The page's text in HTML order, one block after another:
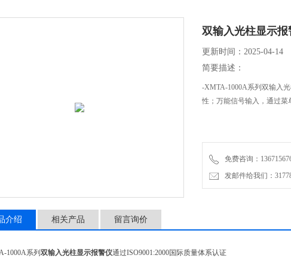
双输入光柱显示
更新时间：2025-04-14
简要描述：
-XMTA-1000A系列双输入
性；万能信号输入，通过菜
免费咨询：
发邮件给我们：
介绍 相关产品 留言询价
1000A系列 双输入光柱显示报警仪通过ISO9001:2000国际质量体系认证